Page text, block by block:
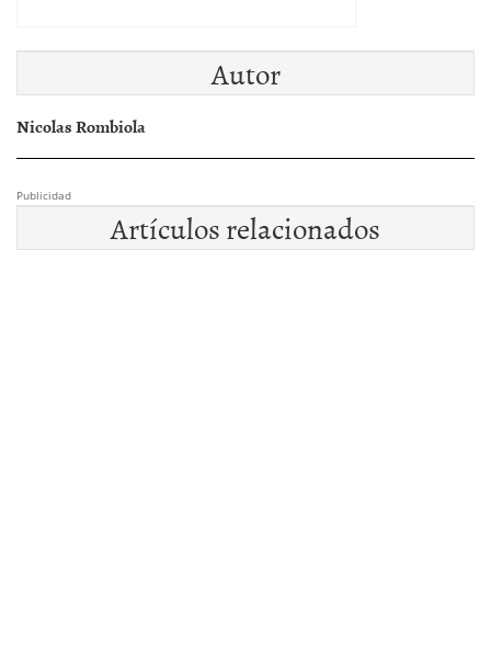
Autor
Nicolas Rombiola
Publicidad
Artículos relacionados